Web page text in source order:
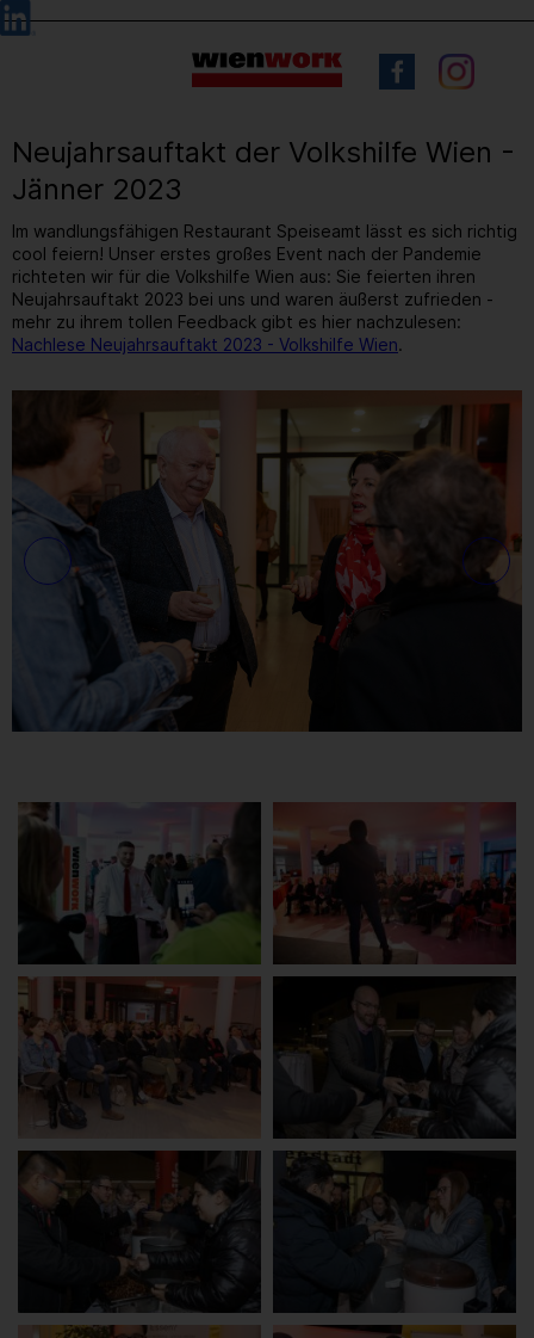
Barrierefreie
Bedienung
Sprachauswahl
Neujahrsauftakt der Volkshilfe Wien -
Jänner 2023
Im wandlungsfähigen Restaurant Speiseamt lässt es sich richtig
cool feiern! Unser erstes großes Event nach der Pandemie
richteten wir für die Volkshilfe Wien aus: Sie feierten ihren
Neujahrsauftakt 2023 bei uns und waren äußerst zufrieden -
mehr zu ihrem tollen Feedback gibt es hier nachzulesen:
Nachlese Neujahrsauftakt 2023 - Volkshilfe Wien.